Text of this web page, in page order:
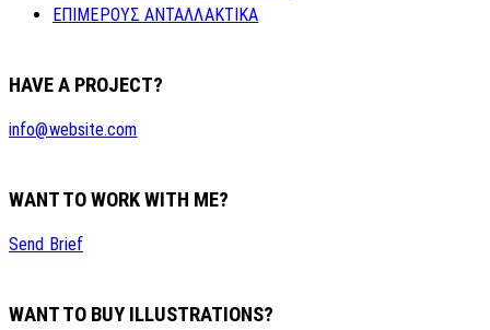
ΕΠΙΜΕΡΟΥΣ ΑΝΤΑΛΛΑΚΤΙΚΑ
HAVE A PROJECT?
info@website.com
WANT TO WORK WITH ME?
Send Brief
WANT TO BUY ILLUSTRATIONS?